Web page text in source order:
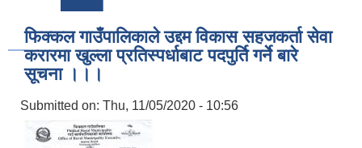
फिक्कल गाउँपालिकाले उद्दम विकास सहजकर्ता सेवा
करारमा खुल्ला प्रतिस्पर्धाबाट पदपुर्ति गर्ने बारे
सूचना ।।।
Submitted on: Thu, 11/05/2020 - 10:56